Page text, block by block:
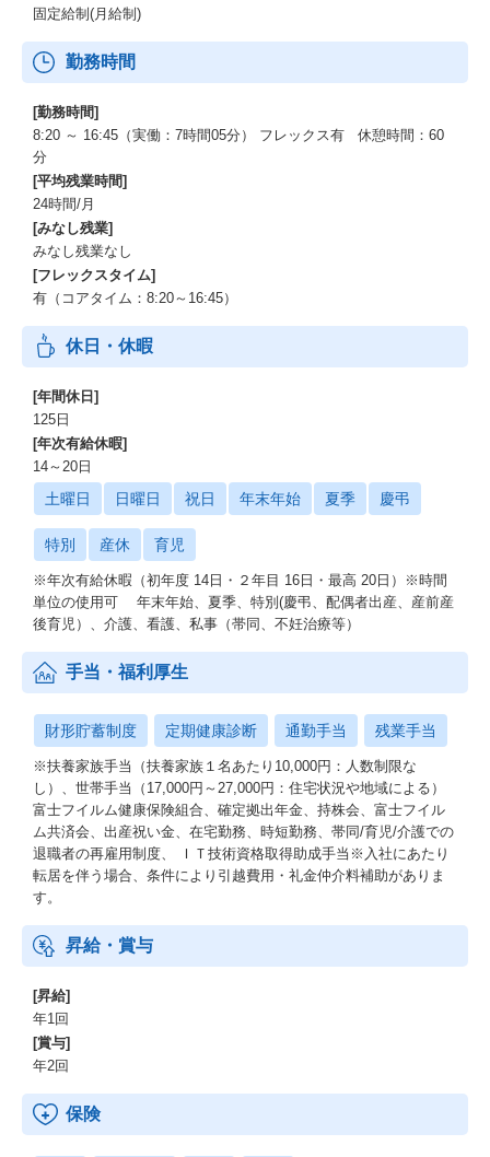
固定給制(月給制)
勤務時間
[勤務時間]
8:20 ～ 16:45（実働：7時間05分） フレックス有 休憩時間：60
分
[平均残業時間]
24時間/月
[みなし残業]
みなし残業なし
[フレックスタイム]
有（コアタイム：8:20～16:45）
休日・休暇
[年間休日]
125日
[年次有給休暇]
14～20日
土曜日 日曜日 祝日 年末年始 夏季 慶弔
特別 産休 育児
※年次有給休暇（初年度 14日・２年目 16日・最高 20日）※時間
単位の使用可 年末年始、夏季、特別(慶弔、配偶者出産、産前産
後育児）、介護、看護、私事（帯同、不妊治療等）
手当・福利厚生
財形貯蓄制度 定期健康診断 通勤手当 残業手当
※扶養家族手当（扶養家族１名あたり10,000円：人数制限な
し）、世帯手当（17,000円～27,000円：住宅状況や地域による）
富士フイルム健康保険組合、確定拠出年金、持株会、富士フイル
ム共済会、出産祝い金、在宅勤務、時短勤務、帯同/育児/介護での
退職者の再雇用制度、 ＩＴ技術資格取得助成手当※入社にあたり
転居を伴う場合、条件により引越費用・礼金仲介料補助がありま
す。
昇給・賞与
[昇給]
年1回
[賞与]
年2回
保険